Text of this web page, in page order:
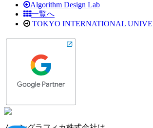
Algorithm Design Lab
一覧へ
TOKYO INTERNATIONAL